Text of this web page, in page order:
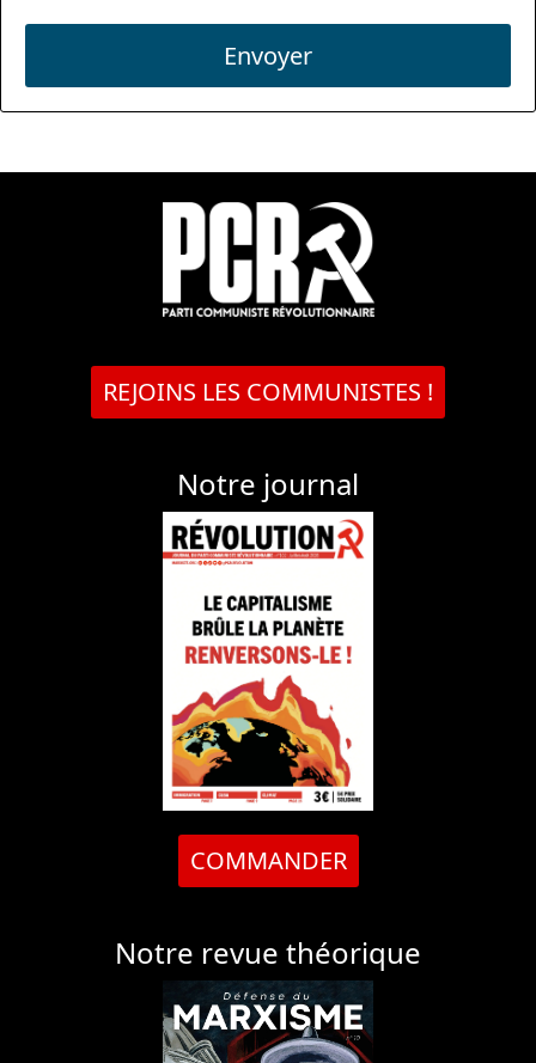
Envoyer
REJOINS LES COMMUNISTES !
Notre journal
COMMANDER
Notre revue théorique